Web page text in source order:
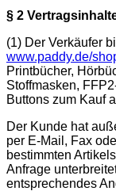
§ 2
(1) Der Verkäufer
www.paddy.de/
Printbücher,
Stoffmasken,
Buttons zum Kauf
Der Kunde hat
per E-Mail, Fax
bestimmten
Anfrage
entsprechendes